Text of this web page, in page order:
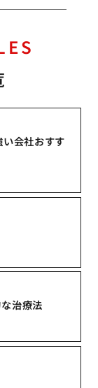
会社おすす
治療法